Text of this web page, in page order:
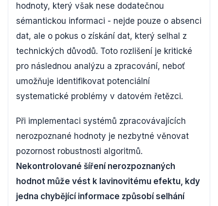
hodnoty, který však nese dodatečnou
sémantickou informaci - nejde pouze o absenci
dat, ale o pokus o získání dat, který selhal z
technických důvodů. Toto rozlišení je kritické
pro následnou analýzu a zpracování, neboť
umožňuje identifikovat potenciální
systematické problémy v datovém řetězci.
Při implementaci systémů zpracovávajících
nerozpoznané hodnoty je nezbytné věnovat
pozornost robustnosti algoritmů.
Nekontrolované šíření nerozpoznaných
hodnot může vést k lavinovitému efektu, kdy
jedna chybějící informace způsobí selhání